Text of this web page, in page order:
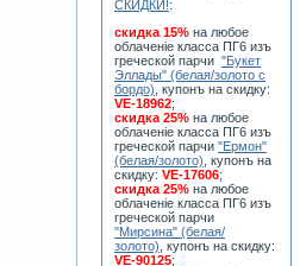
СКИДКИ!:
скидка 15% на любое
облаченiе класса ПГ6 изъ
греческой парчи "Букет
Эллады" (белая/золото с
бордо) , купонъ на скидку:
VE-18962;
скидка 25% на любое
облаченiе класса ПГ6 изъ
греческой парчи "Ермон"
(белая/золото) , купонъ на
скидку: VE-17606;
скидка 25% на любое
облаченiе класса ПГ6 изъ
греческой парчи
"Мирсина" (белая/
золото) , купонъ на скидку:
VE-90125;